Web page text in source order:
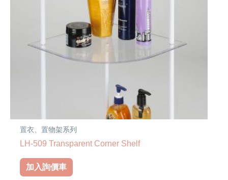
置衣、置物架系列
LH-509 Transparent Corner Shelf
加入詢價車